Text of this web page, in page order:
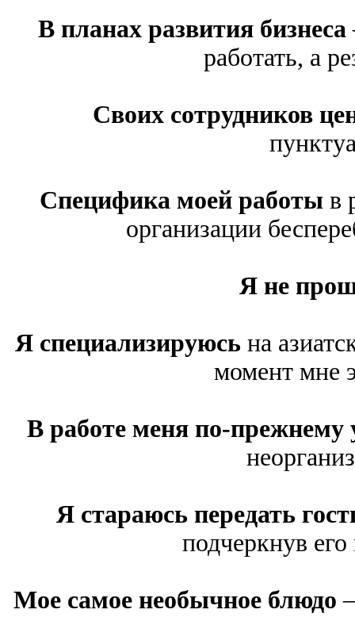
В планах развития бизнеса
работать, а
Своих сотрудников
Специфика моей работы в
организации
Я не
Я специализируюсь на
момент мне
В работе меня по-прежнему
Я стараюсь передать
подчеркнув
Мое самое необычное блюдо